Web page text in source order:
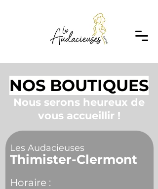
NOS BOUTIQUES
Nous serons heureux de
vous accueillir !
Horaire :
Les Audacieuses
Thimister-Clermont